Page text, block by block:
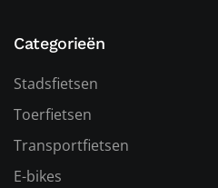
Categorieën
Stadsfietsen
Toerfietsen
Transportfietsen
E-bikes